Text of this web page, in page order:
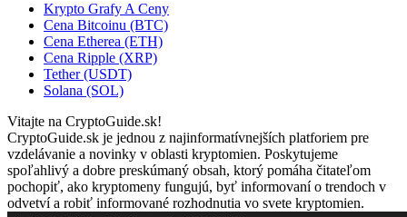
Krypto Grafy A Ceny
Cena Bitcoinu (BTC)
Cena Etherea (ETH)
Cena Ripple (XRP)
Tether (USDT)
Solana (SOL)
Vitajte na CryptoGuide.sk!
CryptoGuide.sk je jednou z najinformatívnejších platforiem pre
vzdelávanie a novinky v oblasti kryptomien. Poskytujeme
spoľahlivý a dobre preskúmaný obsah, ktorý pomáha čitateľom
pochopiť, ako kryptomeny fungujú, byť informovaní o trendoch v
odvetví a robiť informované rozhodnutia vo svete kryptomien.